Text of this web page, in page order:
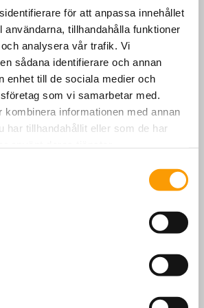
för att anpassa innehållet
användarna, tillhandahålla funktioner
analysera vår trafik. Vi
sådana identifierare och annan
enhet till de sociala medier och
som vi samarbetar med.
kombinera informationen med annan
har tillhandahållit eller som de har